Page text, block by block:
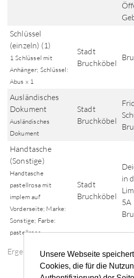
Unsere Webseite
Cookies, die für die
Ergebnisse der Fundsuche
Schlüssel
(einzeln) (1)
1 Schlüssel mit
Anhänger; Schlüssel:
Abus x 1
Stadt
Bruchköbel
Ausländisches
Dokument
Ausländisches
Dokument
Stadt
Bruchköbel
Handtasche
(Sonstige)
Handtasche
pastellrosa mit
implem auf
Vorderseite; Marke:
Sonstige; Farbe:
pastellrosa
Stadt
Bruchköbel
in
5A